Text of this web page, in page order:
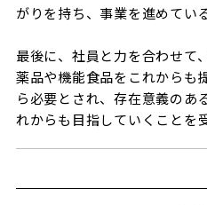
がりを持ち、事業を進めてい
最後に、社員と力を合わせて
薬品や機能食品をこれからも
ら必要とされ、存在意義のあ
れからも目指していくことを